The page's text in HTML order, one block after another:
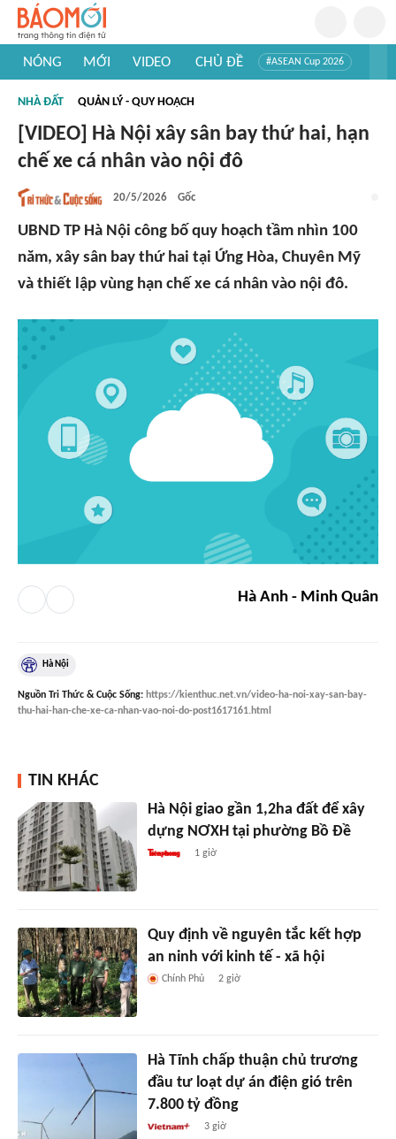
NÓNG MỚI VIDEO CHỦ ĐỀ #ASEAN Cup 2026
#Khám phá thế giới
NHÀ ĐẤT QUẢN LÝ - QUY HOẠCH
[VIDEO] Hà Nội xây sân bay thứ hai, hạn
chế xe cá nhân vào nội đô
20/5/2026 Gốc
UBND TP Hà Nội công bố quy hoạch tầm nhìn 100
năm, xây sân bay thứ hai tại Ứng Hòa, Chuyên Mỹ
và thiết lập vùng hạn chế xe cá nhân vào nội đô.
Hà Anh - Minh Quân
Hà Nội
Nguồn Tri Thức & Cuộc Sống: https://kienthuc.net.vn/video-ha-noi-xay-san-bay-
thu-hai-han-che-xe-ca-nhan-vao-noi-do-post1617161.html
TIN KHÁC
Hà Nội giao gần 1,2ha đất để xây
dựng NƠXH tại phường Bồ Đề
1 giờ
Quy định về nguyên tắc kết hợp
an ninh với kinh tế - xã hội
Chính Phủ 2 giờ
Hà Tĩnh chấp thuận chủ trương
đầu tư loạt dự án điện gió trên
7.800 tỷ đồng
3 giờ